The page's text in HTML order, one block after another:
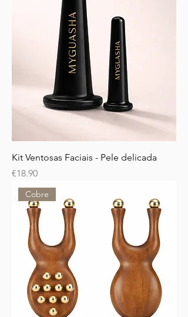
Kit Ventosas Faciais - Pele delicada
Price
€18.90
Cobre